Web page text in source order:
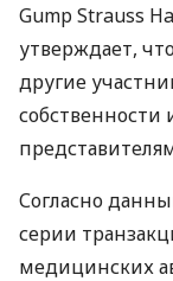
Gump Strauss
утверждает,
другие
Согласно
серии
медицинских